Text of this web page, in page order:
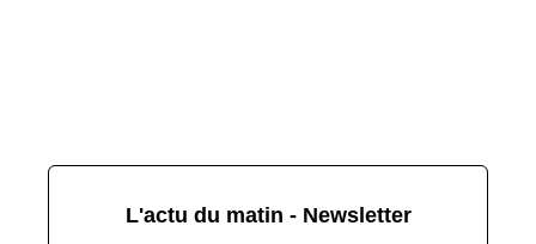
L'actu du matin - Newsletter